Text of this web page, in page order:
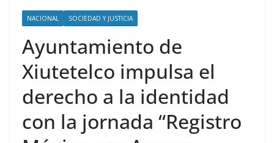
NACIONAL SOCIEDAD Y JUSTICIA
Ayuntamiento de
Xiutetelco impulsa el
derecho a la identidad
con la jornada “Registro